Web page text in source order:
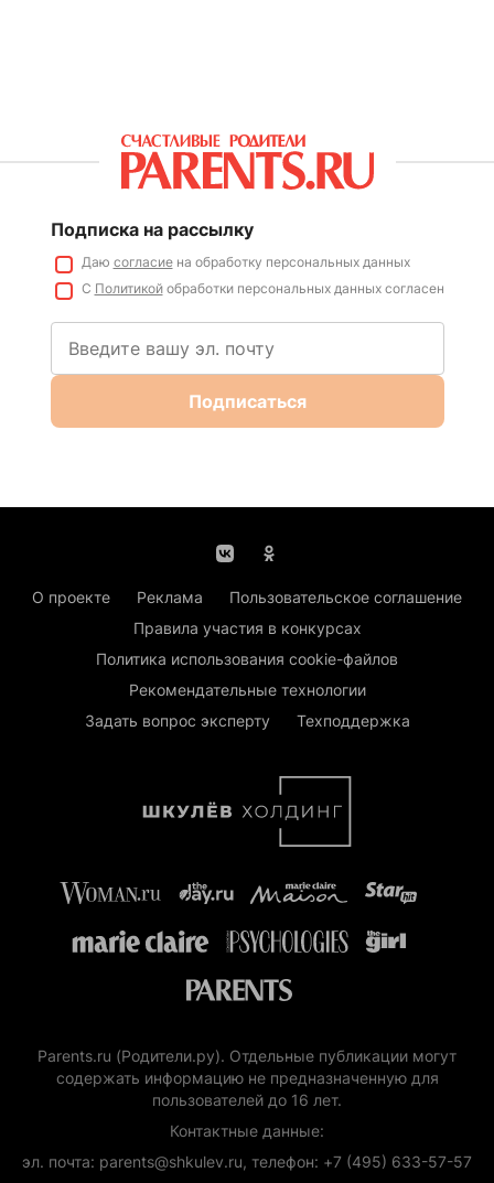
Подписка на рассылку
Даю согласиена обработку персональных данных
С Политикойобработки персональных данных согласен
Подписаться
О проекте Реклама
Пользовательское соглашение
Правила участия в конкурсах
Политика использования cookie-файлов
Рекомендательные технологии
Задать вопрос эксперту
Техподдержка
Parents.ru (Родители.ру). Отдельные публикации могут
содержать информацию не предназначенную для
пользователей до 16 лет.
Контактные данные:
эл. почта: parents@shkulev.ru, телефон: +7 (495) 633-57-57